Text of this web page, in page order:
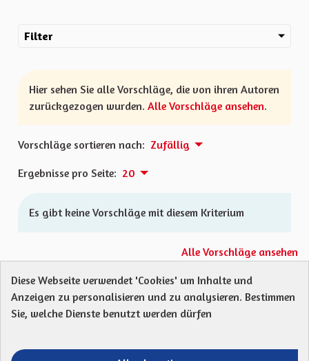
Filter
Hier sehen Sie alle Vorschläge, die von ihren Autoren
zurückgezogen wurden. Alle Vorschläge ansehen.
Vorschläge sortieren nach: Zufällig
Ergebnisse pro Seite: 20
Es gibt keine Vorschläge mit diesem Kriterium
Alle Vorschläge ansehen
Protection des Données
Charte de contribution
Mentions légales
Was sind Gremien?
Standardtitel für initiatives
Diese Webseite verwendet 'Cookies' um Inhalte und
Anzeigen zu personalisieren und zu analysieren. Bestimmen
Sie, welche Dienste benutzt werden dürfen